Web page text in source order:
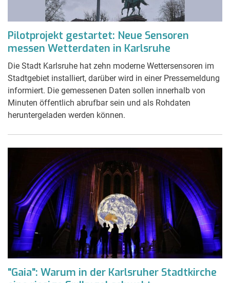
Pilotprojekt gestartet: Neue Sensoren
messen Wetterdaten in Karlsruhe
Die Stadt Karlsruhe hat zehn moderne Wettersensoren im
Stadtgebiet installiert, darüber wird in einer Pressemeldung
informiert. Die gemessenen Daten sollen innerhalb von
Minuten öffentlich abrufbar sein und als Rohdaten
heruntergeladen werden können.
"Gaia": Warum in der Karlsruher Stadtkirche